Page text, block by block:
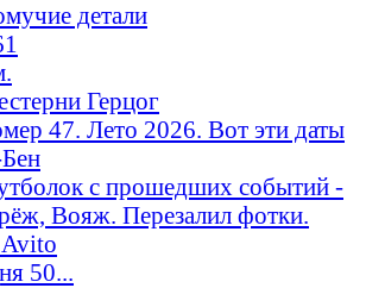
детали
Герцог
47. Лето 2026. Вот эти даты
с прошедших событий -
Вояж. Перезалил фотки.
50...